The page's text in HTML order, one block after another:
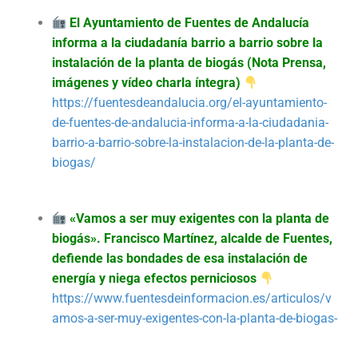
El Ayuntamiento de Fuentes de Andalucía
informa a la ciudadanía barrio a barrio sobre la
instalación de la planta de biogás (Nota Prensa,
imágenes y vídeo charla íntegra)
https://fuentesdeandalucia.org/el-ayuntamiento-
de-fuentes-de-andalucia-informa-a-la-ciudadania-
barrio-a-barrio-sobre-la-instalacion-de-la-planta-de-
biogas/
«Vamos a ser muy exigentes con la planta de
biogás». Francisco Martínez, alcalde de Fuentes,
defiende las bondades de esa instalación de
energía y niega efectos perniciosos
https://www.fuentesdeinformacion.es/articulos/v
amos-a-ser-muy-exigentes-con-la-planta-de-biogas-